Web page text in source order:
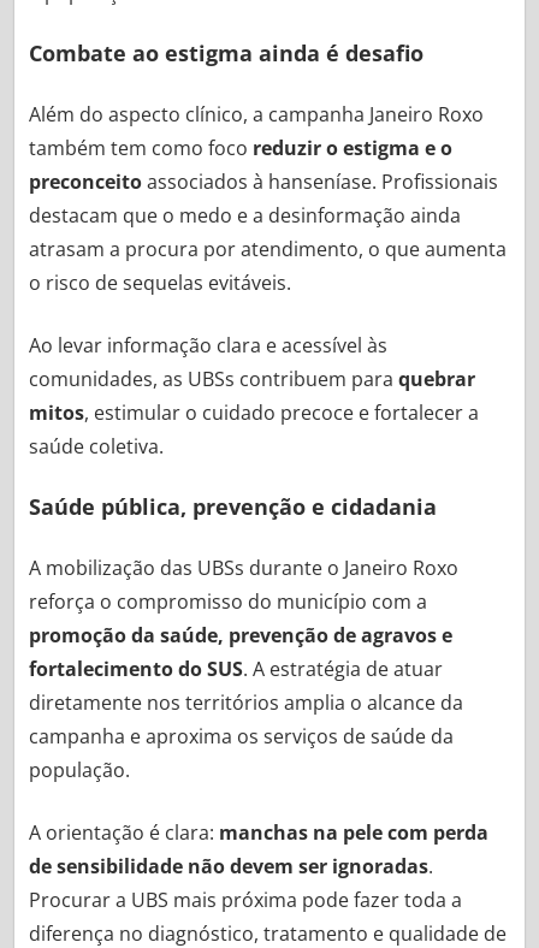
Combate ao estigma ainda é desafio
Além do aspecto clínico, a campanha Janeiro Roxo
também tem como foco reduzir o estigma e o
preconceitoassociados à hanseníase. Profissionais
destacam que o medo e a desinformação ainda
atrasam a procura por atendimento, o que aumenta
o risco de sequelas evitáveis.
Ao levar informação clara e acessível às
comunidades, as UBSs contribuem para quebrar
mitos, estimular o cuidado precoce e fortalecer a
saúde coletiva.
Saúde pública, prevenção e cidadania
A mobilização das UBSs durante o Janeiro Roxo
reforça o compromisso do município com a
promoção da saúde, prevenção de agravos e
fortalecimento do SUS. A estratégia de atuar
diretamente nos territórios amplia o alcance da
campanha e aproxima os serviços de saúde da
população.
A orientação é clara: manchas na pele com perda
de sensibilidade não devem ser ignoradas.
Procurar a UBS mais próxima pode fazer toda a
diferença no diagnóstico, tratamento e qualidade de